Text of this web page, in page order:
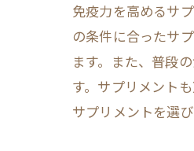
免疫力を高めるサ
の条件に合ったサ
ます。また、普段
す。サプリメント
サプリメントを選